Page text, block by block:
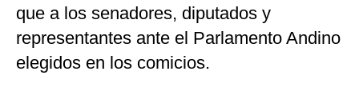
que a los senadores, diputados y
representantes ante el Parlamento Andino
elegidos en los comicios.